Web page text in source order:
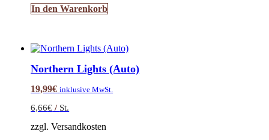
In den Warenkorb
Northern Lights (Auto)
19,99€ inklusive MwSt.
6,66€ / St.
zzgl. Versandkosten